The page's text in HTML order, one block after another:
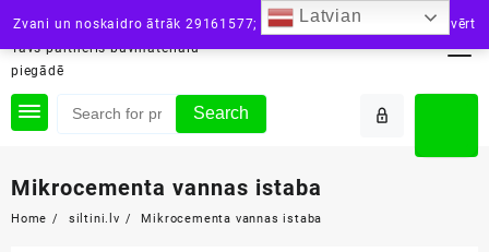
Zvani un noskaidro ātrāk 29161577; vai raksti: info@siltini.lvAizvērt
content
siltini.lv
Tavs partneris būvmateriālu
piegādē
Search
Mikrocementa vannas istaba
Home siltini.lv Mikrocementa vannas istaba
Latvian